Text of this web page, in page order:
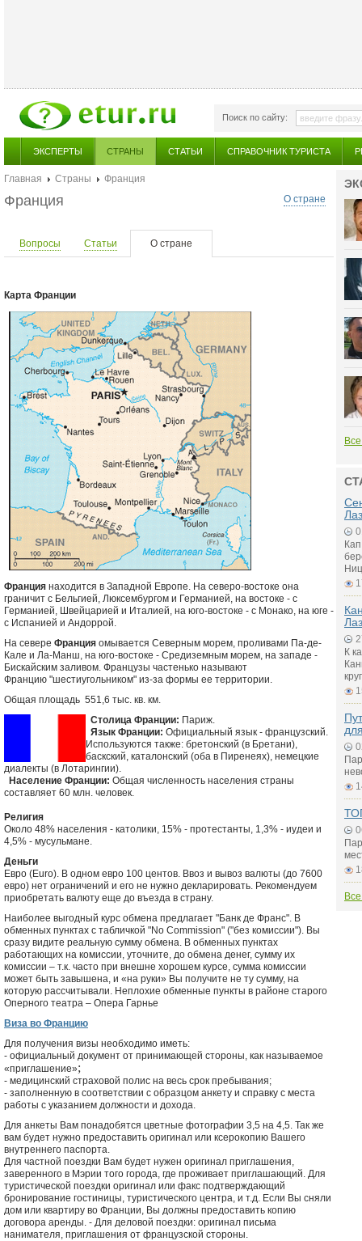
Поиск по сайту:
ЭКСПЕРТЫ СТРАНЫ СТАТЬИ СПРАВОЧНИК ТУРИСТА
Главная Страны
Франция
О стране
Франция
Вопросы Статьи О стране
Карта Франции
Франция находится в Западной Европе. На северо-востоке она
граничит с Бельгией, Люксембургом и Германией, на востоке - с
Германией, Швейцарией и Италией, на юго-востоке - с Монако, на юге -
с Испанией и Андоррой.
На севере Франция омывается Северным морем, проливами Па-де-
Кале и Ла-Манш, на юго-востоке - Средиземным морем, на западе -
Бискайским заливом. Французы частенько называют
Францию "шестиугольником" из-за формы ее территории.
Общая площадь 551,6 тыс. кв. км.
Столица Франции: Париж.
Язык Франции: Официальный язык - французский.
Используются также: бретонский (в Бретани),
баскский, каталонский (оба в Пиренеях), немецкие
диалекты (в Лотарингии).
Население Франции: Общая численность населения страны
составляет 60 млн. человек.
Религия
Около 48% населения - католики, 15% - протестанты, 1,3% - иудеи и
4,5% - мусульмане.
Деньги
Евро (Euro). В одном евро 100 центов. Ввоз и вывоз валюты (до 7600
евро) нет ограничений и его не нужно декларировать. Рекомендуем
приобретать валюту еще до въезда в страну.
Наиболее выгодный курс обмена предлагает "Банк де Франс". В
обменных пунктах с табличкой "No Commission" ("без комиссии"). Вы
сразу видите реальную сумму обмена. В обменных пунктах
работающих на комиссии, уточните, до обмена денег, сумму их
комиссии – т.к. часто при внешне хорошем курсе, сумма комиссии
может быть завышена, и «на руки» Вы получите не ту сумму, на
которую рассчитывали. Неплохие обменные пункты в районе старого
Оперного театра – Опера Гарнье
Виза во Францию
Для получения визы необходимо иметь:
- официальный документ от принимающей стороны, как называемое
«приглашение»;
- медицинский страховой полис на весь срок пребывания;
- заполненную в соответствии с образцом анкету и справку с места
работы с указанием должности и дохода.
Для анкеты Вам понадобятся цветные фотографии 3,5 на 4,5. Так же
вам будет нужно предоставить оригинал или ксерокопию Вашего
внутреннего паспорта.
Для частной поездки Вам будет нужен оригинал приглашения,
заверенного в Мэрии того города, где проживает приглашающий. Для
туристической поездки оригинал или факс подтверждающий
бронирование гостиницы, туристического центра, и т.д. Если Вы сняли
дом или квартиру во Франции, Вы должны предоставить копию
договора аренды. - Для деловой поездки: оригинал письма
нанимателя, приглашения от французской стороны.
К